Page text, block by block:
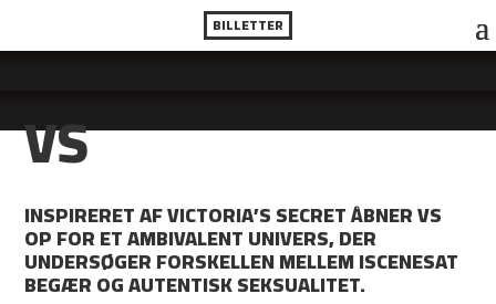
BILLETTER
VS
INSPIRERET AF VICTORIA’S SECRET ÅBNER VS
OP FOR ET AMBIVALENT UNIVERS, DER
UNDERSØGER FORSKELLEN MELLEM ISCENESAT
BEGÆR OG AUTENTISK SEKSUALITET.